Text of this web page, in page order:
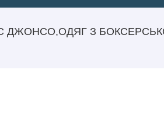
ДЖОНСО,ОДЯГ З